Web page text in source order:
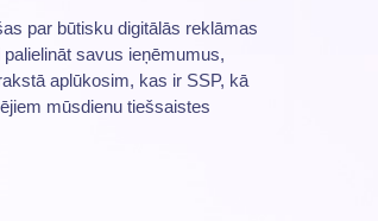
par būtisku digitālās reklāmas
savus ieņēmumus,
aplūkosim, kas ir SSP, kā
mūsdienu tiešsaistes